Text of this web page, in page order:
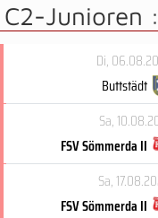
C2-Junioren :
Di,
Buttstädt
Sa,
FSV Sömmerda II
Sa,
FSV Sömmerda II